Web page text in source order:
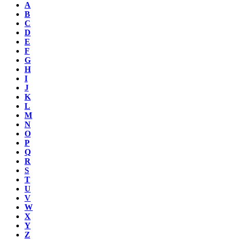
A
B
C
D
E
F
G
H
I
J
K
L
M
N
O
P
Q
R
S
T
U
V
W
X
Y
Z